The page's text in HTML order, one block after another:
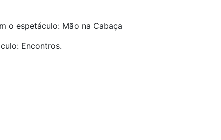
o espetáculo: Mão na Cabaça
Encontros.